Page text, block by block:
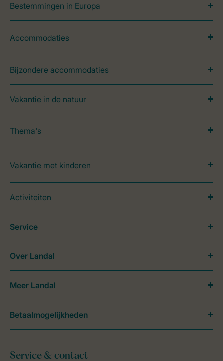
Bestemmingen in Europa
Accommodaties
Bijzondere accommodaties
Vakantie in de natuur
Thema's
Vakantie met kinderen
Activiteiten
Service & contact
Service
Over Landal
Meer Landal
Betaalmogelijkheden